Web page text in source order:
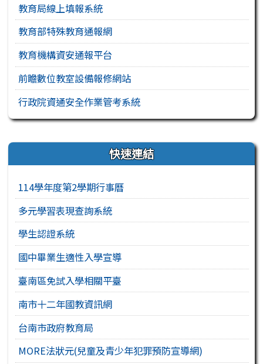
教育局線上填報系統
教育部特殊教育通報網
教育機構資安通報平台
前瞻數位教室設備報修網站
行政院資通安全作業管考系統
右邊區域內容 快速連結
114學年度第2學期行事曆
多元學習表現查詢系統
學生認證系統
國中畢業生適性入學宣導
臺南區免試入學相關平臺
南市十二年國教資訊網
台南市政府教育局
MORE法狀元(兒童及青少年犯罪預防宣導網)